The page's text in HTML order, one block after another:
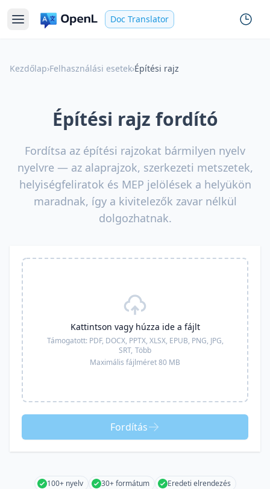
Doc Translator
Kezdőlap›Felhasználási esetek›Építési rajz
Építési rajz fordító
Fordítsa az építési rajzokat bármilyen nyelv
nyelvre — az alaprajzok, szerkezeti metszetek,
helyiségfeliratok és MEP jelölések a helyükön
maradnak, így a kivitelezők zavar nélkül
dolgozhatnak.
Kattintson vagy húzza ide a fájlt
Támogatott: PDF, DOCX, PPTX, XLSX, EPUB, PNG, JPG,
SRT, Több
Maximális fájlméret 80 MB
Fordítás
100+ nyelv 30+ formátum
Eredeti elrendezés